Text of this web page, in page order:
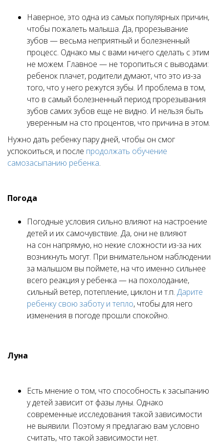
Наверное, это одна из самых популярных причин,
чтобы пожалеть малыша. Да, прорезывание
зубов — весьма неприятный и болезненный
процесс. Однако мы с вами ничего сделать с этим
не можем. Главное — не торопиться с выводами:
ребенок плачет, родители думают, что это из-за
того, что у него режутся зубы. И проблема в том,
что в самый болезненный период прорезывания
зубов самих зубов еще не видно. И нельзя быть
уверенным на сто процентов, что причина в этом.
Нужно дать ребенку пару дней, чтобы он смог
успокоиться, и после продолжать обучение
самозасыпанию ребенка.
Погода
Погодные условия сильно влияют на настроение
детей и их самочувствие. Да, они не влияют
на сон напрямую, но некие сложности из-за них
возникнуть могут. При внимательном наблюдении
за малышом вы поймете, на что именно сильнее
всего реакция у ребенка — на похолодание,
сильный ветер, потепление, циклон и т.п. Дарите
ребенку свою заботу и тепло, чтобы для него
изменения в погоде прошли спокойно.
Луна
Есть мнение о том, что способность к засыпанию
у детей зависит от фазы луны. Однако
современные исследования такой зависимости
не выявили. Поэтому я предлагаю вам условно
считать, что такой зависимости нет.